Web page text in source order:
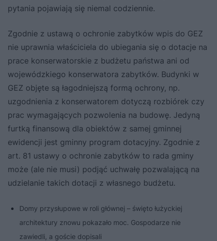
pytania pojawiają się niemal codziennie.
Zgodnie z ustawą o ochronie zabytków wpis do GEZ
nie uprawnia właściciela do ubiegania się o dotacje na
prace konserwatorskie z budżetu państwa ani od
wojewódzkiego konserwatora zabytków. Budynki w
GEZ objęte są łagodniejszą formą ochrony, np.
uzgodnienia z konserwatorem dotyczą rozbiórek czy
prac wymagających pozwolenia na budowę. Jedyną
furtką finansową dla obiektów z samej gminnej
ewidencji jest gminny program dotacyjny. Zgodnie z
art. 81 ustawy o ochronie zabytków to rada gminy
może (ale nie musi) podjąć uchwałę pozwalającą na
udzielanie takich dotacji z własnego budżetu.
Domy przysłupowe w roli głównej – święto łużyckiej
architektury znowu pokazało moc. Gospodarze nie
zawiedli, a goście dopisali